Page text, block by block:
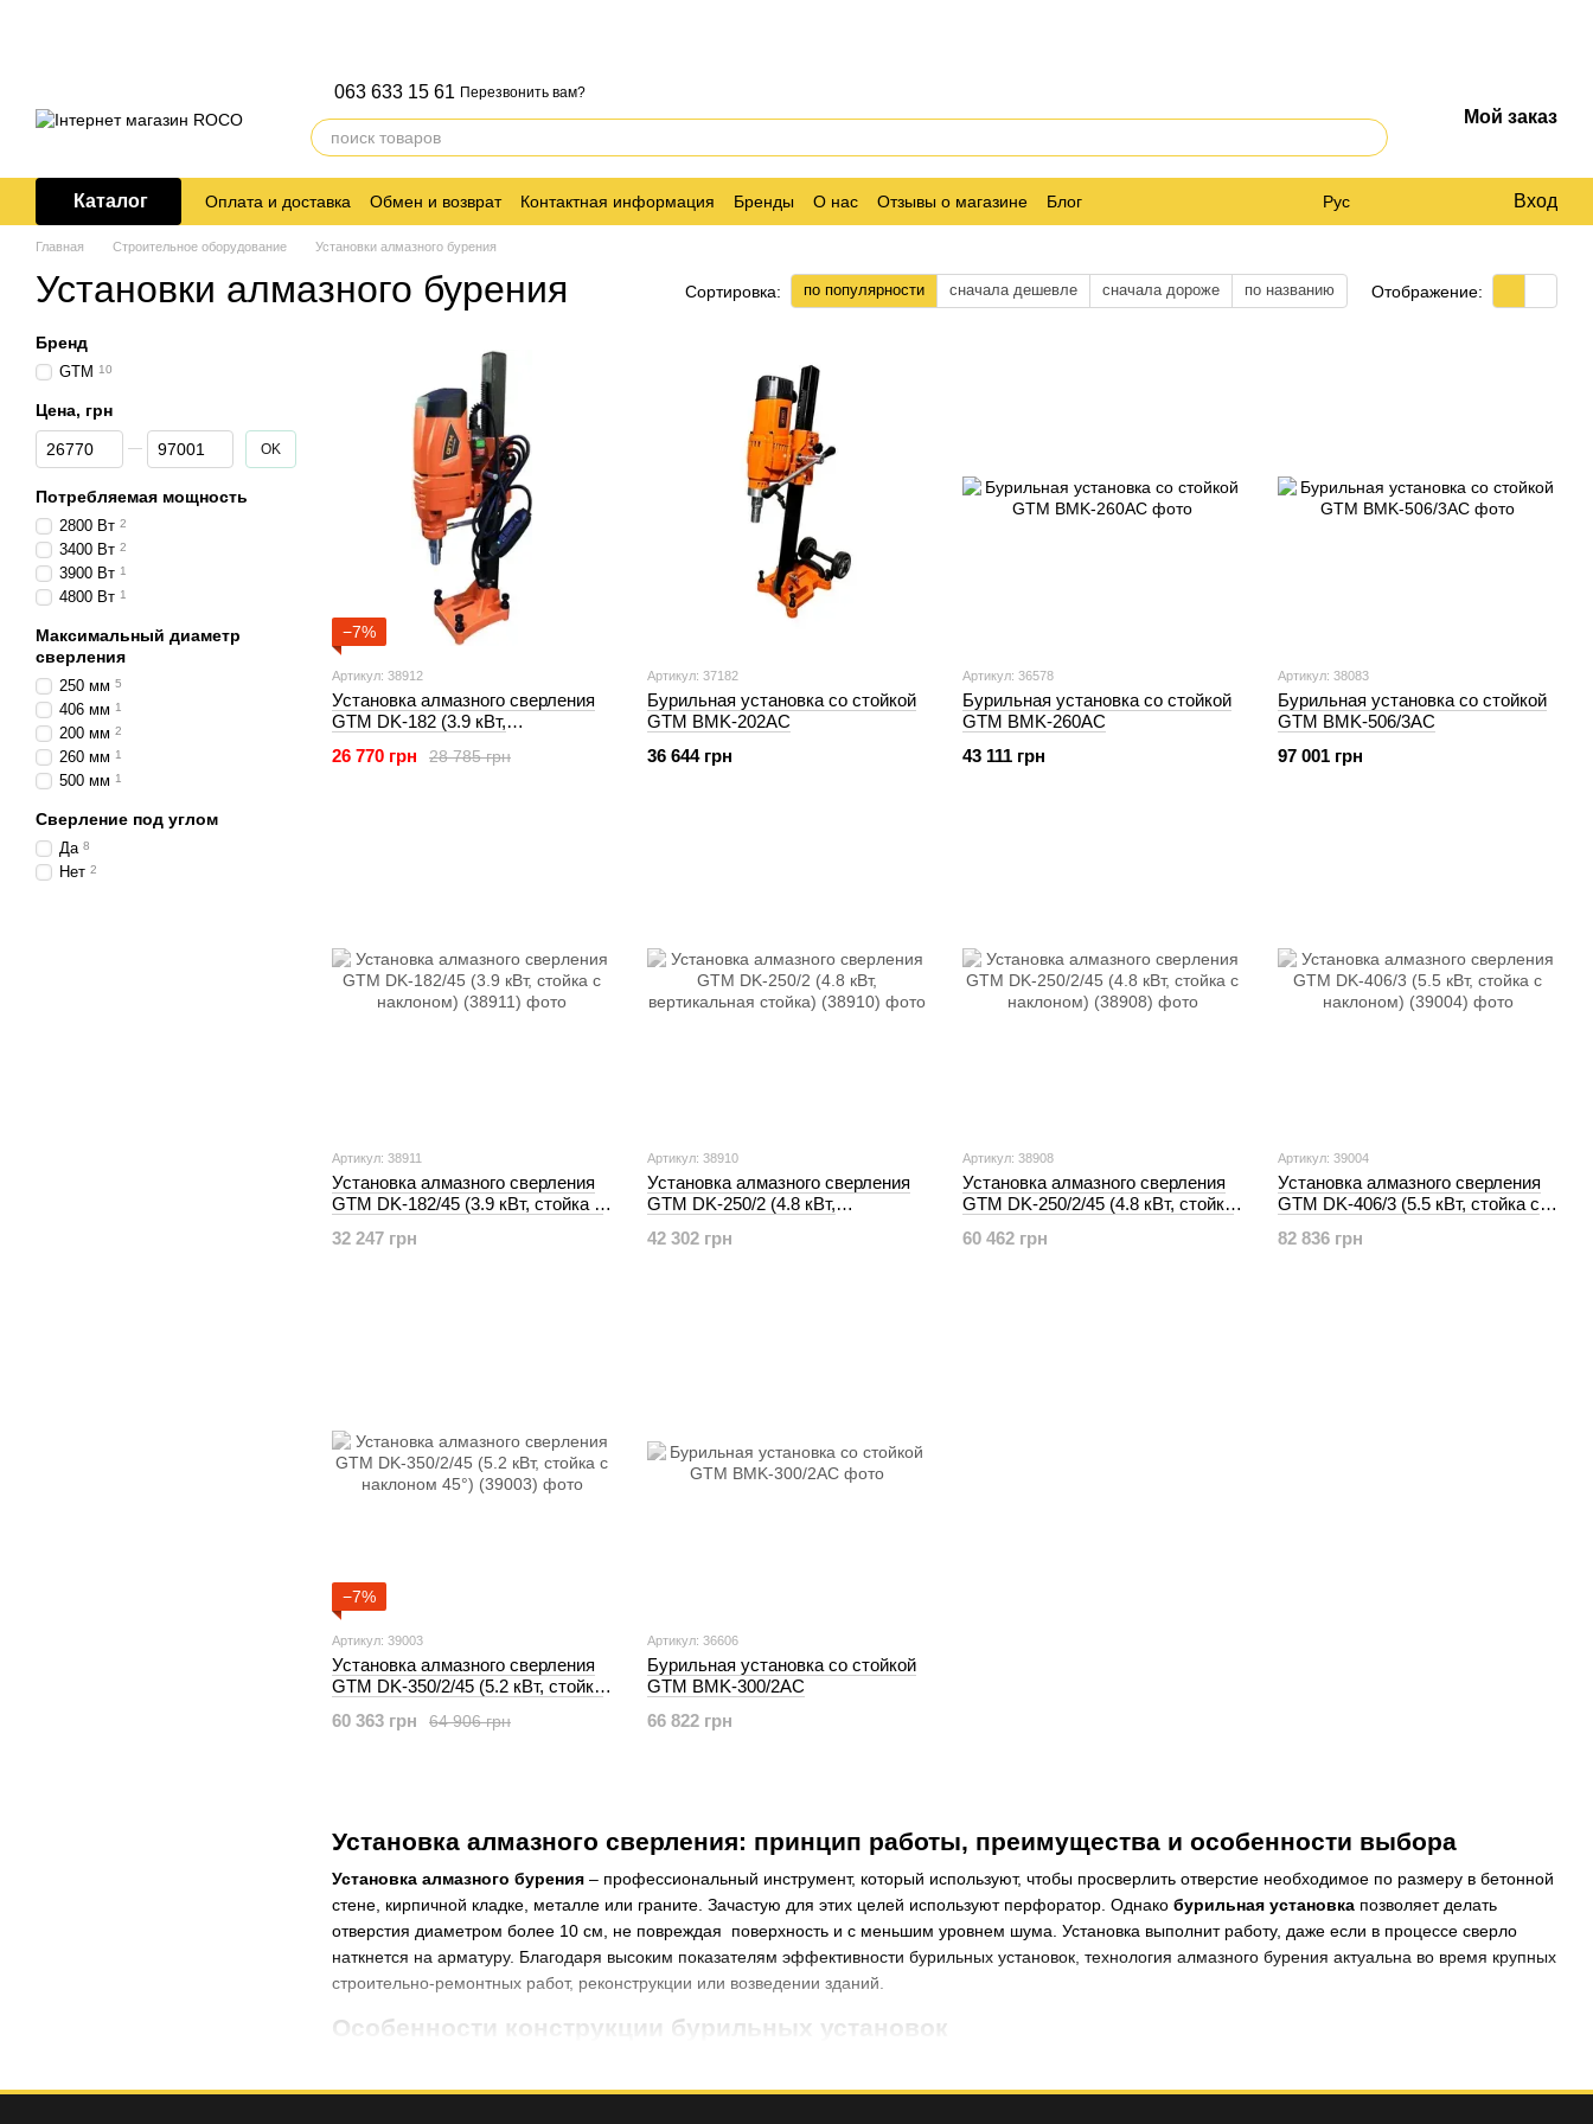
063 633 15 61 Перезвонить вам?
Мой заказ
Каталог Оплата и доставка Обмен и возврат Контактная информация Бренды О нас Отзывы о магазине Блог Рус Вход
Главная Строительное оборудование Установки алмазного бурения
Установки алмазного бурения Сортировка: по популярности сначала дешевле сначала дороже по названию Отображение:
Установка алмазного сверления: принцип работы, преимущества и особенности выбора
Установка алмазного бурения – профессиональный инструмент, который используют, чтобы просверлить отверстие необходимое по размеру в бетонной
стене, кирпичной кладке, металле или граните. Зачастую для этих целей используют перфоратор. Однако бурильная установка позволяет делать
отверстия диаметром более 10 см, не повреждая поверхность и с меньшим уровнем шума. Установка выполнит работу, даже если в процессе сверло
наткнется на арматуру. Благодаря высоким показателям эффективности бурильных установок, технология алмазного бурения актуальна во время крупных
строительно-ремонтных работ, реконструкции или возведении зданий.
Особенности конструкции бурильных установок
Установка для алмазного буренияфункционирует за счет мощного двигателя (чаще всего электрического, но бывают модели работающим на
−7%
Артикул: 38912
Установка алмазного сверления
GTM DK-182 (3.9 кВт,
28 785 грн
26 770 грн
Артикул: 37182
Бурильная установка со стойкой
GTM BMK-202AC
36 644 грн
Артикул: 36578
Бурильная установка со стойкой
GTM BMK-260AC
43 111 грн
Артикул: 38083
Бурильная установка со стойкой
GTM BMK-506/3AC
97 001 грн
Артикул: 38911
Установка алмазного сверления
GTM DK-182/45 (3.9 кВт, стойка с
32 247 грн
Артикул: 38910
Установка алмазного сверления
GTM DK-250/2 (4.8 кВт,
42 302 грн
Артикул: 38908
Установка алмазного сверления
GTM DK-250/2/45 (4.8 кВт, стойка
60 462 грн
Артикул: 39004
Установка алмазного сверления
GTM DK-406/3 (5.5 кВт, стойка с
82 836 грн
−7%
Артикул: 39003
Установка алмазного сверления
GTM DK-350/2/45 (5.2 кВт, стойка
64 906 грн
60 363 грн
Артикул: 36606
Бурильная установка со стойкой
GTM BMK-300/2AC
66 822 грн
Бренд
GTM 10
Цена, грн
От Цена, грн
До Цена, грн OK
Потребляемая мощность
2800 Вт 2
3400 Вт 2
3900 Вт 1
4800 Вт 1
Максимальный диаметр
сверления
250 мм 5
406 мм 1
200 мм 2
260 мм 1
500 мм 1
Сверление под углом
Да 8
Нет 2